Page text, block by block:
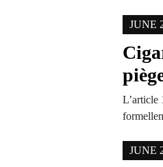
JUNE
L’article
JUNE